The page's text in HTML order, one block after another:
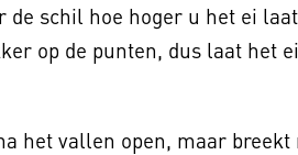
schil hoe hoger u het ei
op de punten, dus laat het
het vallen open, maar